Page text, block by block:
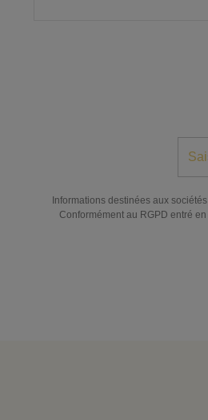
Informations destinées aux
Conformément au RGPD entré